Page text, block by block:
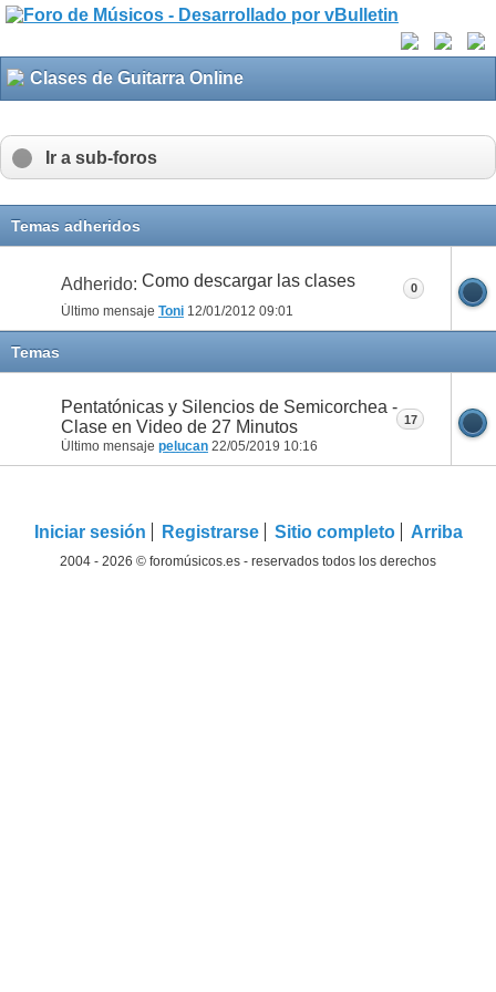
Clases de Guitarra Online
Ir a sub-foros
Temas adheridos
Adherido: Como descargar las clases
Último mensaje Toni 12/01/2012 09:01
0
Temas
Pentatónicas y Silencios de Semicorchea -
Clase en Video de 27 Minutos
Último mensaje pelucan 22/05/2019 10:16
17
Iniciar sesión Registrarse Sitio completo Arriba
2004 - 2026 © foromúsicos.es - reservados todos los derechos